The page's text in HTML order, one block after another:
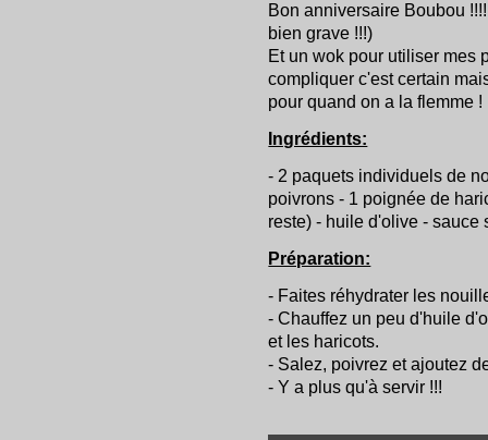
Bon anniversaire Boubou
bien grave !!!)
Et un wok pour utiliser mes
compliquer c'est certain
pour quand on a la flemme !
Ingrédients:
- 2 paquets individuels de
poivrons - 1 poignée de
reste) - huile d'olive - sauce
Préparation:
- Faites réhydrater les
- Chauffez un peu d'huile
et les haricots.
- Salez, poivrez et ajoutez
- Y a plus qu'à servir !!!